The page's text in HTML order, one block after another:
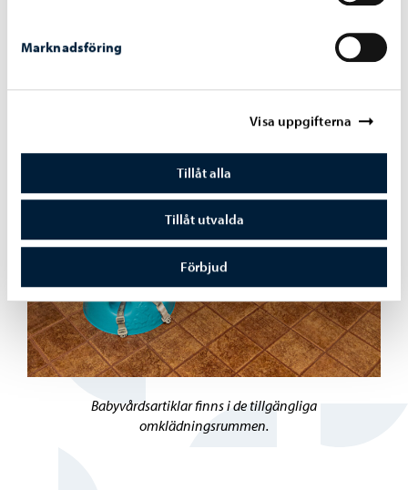
Marknadsföring
Visa uppgifterna
Tillåt alla
Tillåt utvalda
Förbjud
Babyvårdsartiklar finns i de tillgängliga
omklädningsrummen.